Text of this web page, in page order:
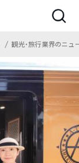
観光・旅行業界のニュ